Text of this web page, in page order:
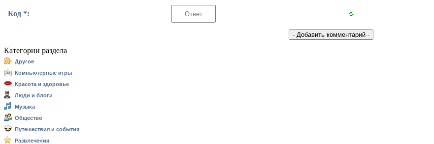
Код *:
Категории раздела
Другое
Компьютерные игры
Красота и здоровье
Люди и блоги
Музыка
Общество
Путешествия и события
Развлечения